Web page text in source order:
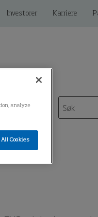
Investorer Karriere
analyze
Cookies